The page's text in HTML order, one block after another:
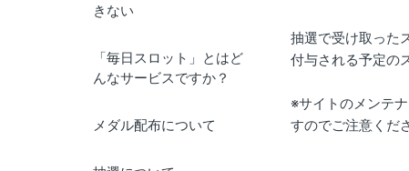
きない
「毎日スロット」とはど
んなサービスですか？
メダル配布について
抽選で受け取った
付与される予定の
※サイトのメンテ
すのでご注意くだ